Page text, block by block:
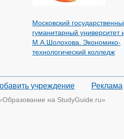
Московский
гуманитарный университет
М.А.Шолохова. Экономико-
технологический колледж
учреждение Реклама
на StudyGuide.ru»